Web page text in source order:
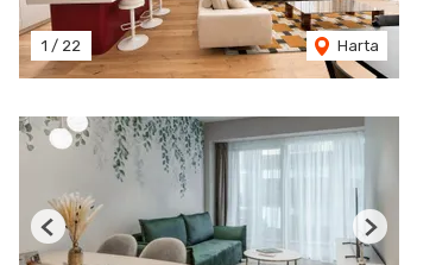
1 / 22 Harta
Previous Next